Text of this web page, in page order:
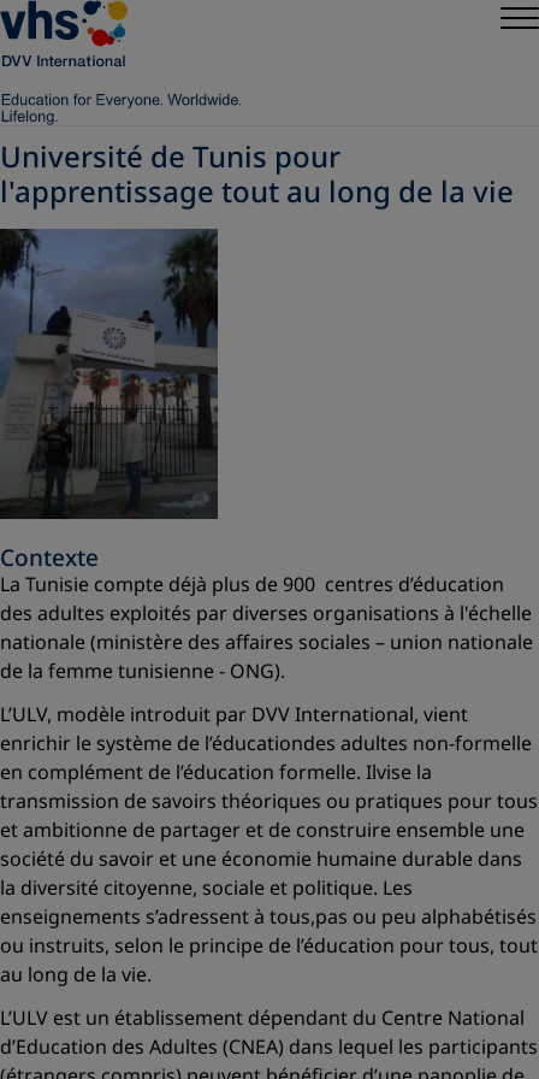
Université de Tunis pour
l'apprentissage tout au long de la vie
Contexte
La Tunisie compte déjà plus de 900 centres d’éducation
des adultes exploités par diverses organisations à l'échelle
nationale (ministère des affaires sociales – union nationale
de la femme tunisienne - ONG).
L’ULV, modèle introduit par DVV International, vient
enrichir le système de l’éducationdes adultes non-formelle
en complément de l’éducation formelle. Ilvise la
transmission de savoirs théoriques ou pratiques pour tous
et ambitionne de partager et de construire ensemble une
société du savoir et une économie humaine durable dans
la diversité citoyenne, sociale et politique. Les
enseignements s’adressent à tous,pas ou peu alphabétisés
ou instruits, selon le principe de l’éducation pour tous, tout
au long de la vie.
L’ULV est un établissement dépendant du Centre National
d’Education des Adultes (CNEA) dans lequel les participants